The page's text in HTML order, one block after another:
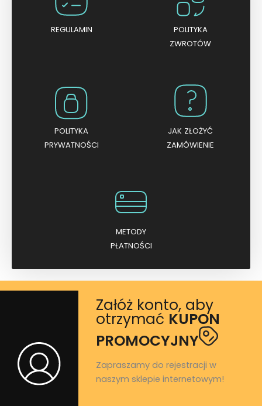
5
REGULAMIN
POLITYKA
ZWROTÓW
POLITYKA
PRYWATNOŚCI
JAK ZŁOŻYĆ
ZAMÓWIENIE
METODY
PŁATNOŚCI
Załóż konto, aby
otrzymać KUPON
PROMOCYJNY
Zapraszamy do rejestracji w
naszym sklepie internetowym!